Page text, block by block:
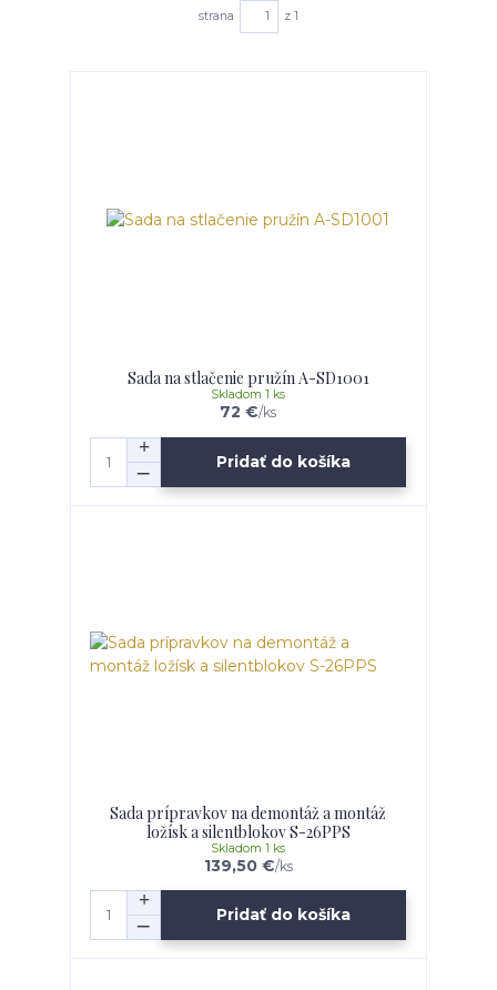
strana
z 1
Sada na stlačenie pružín A-SD1001
72 €/ks
Skladom 1 ks
Pridať do košíka
Sada prípravkov na demontáž a montáž
ložísk a silentblokov S-26PPS
139,50 €/ks
Skladom 1 ks
Pridať do košíka